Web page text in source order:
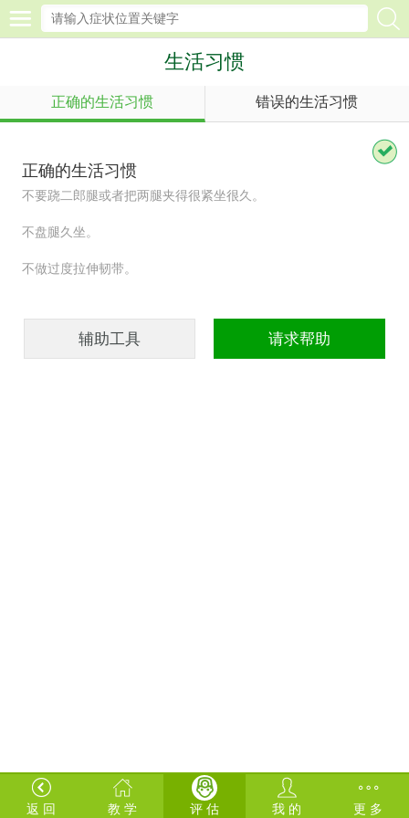
索
生活习惯
正确的生活习惯 错误的生活习惯
正确的生活习惯
不要跷二郎腿或者把两腿夹得很紧坐很久。
不盘腿久坐。
不做过度拉伸韧带。
辅助工具 请求帮助
返 回 教 学 评 估 我 的 更 多